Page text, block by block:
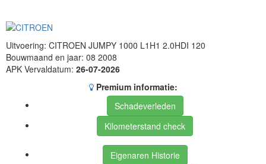
Uitvoering: CITROEN JUMPY 1000 L1H1 2.0HDI 120
Bouwmaand en jaar: 08 2008
APK Vervaldatum: 26-07-2026
Premium informatie:
Schadeverleden
Kilometerstand check
Eigenaren Historie